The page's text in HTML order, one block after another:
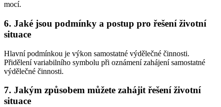
mocí.
6. Jaké jsou podmínky a postup pro řešení životní
situace
Hlavní podmínkou je výkon samostatné výdělečné činnosti.
Přidělení variabilního symbolu při oznámení zahájení samostatné
výdělečné činnosti.
7. Jakým způsobem můžete zahájit řešení životní
situace